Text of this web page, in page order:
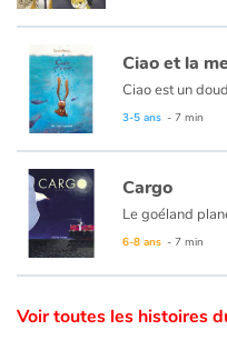
Formats et illustrations
Catalogue anglais
Contraste +
Aide
Accueil
Famille
Ciao et la
3-5 ans - 7 min
Cargo
6-8 ans - 7 min
Voir toutes les histoires